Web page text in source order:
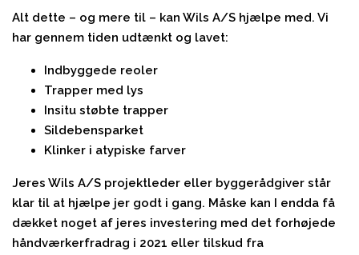
Alt dette – og mere til – kan Wils A/S hjælpe med. Vi
har gennem tiden udtænkt og lavet:
Indbyggede reoler
Trapper med lys
Insitu støbte trapper
Sildebensparket
Klinker i atypiske farver
Jeres Wils A/S projektleder eller byggerådgiver står
klar til at hjælpe jer godt i gang. Måske kan I endda få
dækket noget af jeres investering med det forhøjede
håndværkerfradrag i 2021 eller tilskud fra